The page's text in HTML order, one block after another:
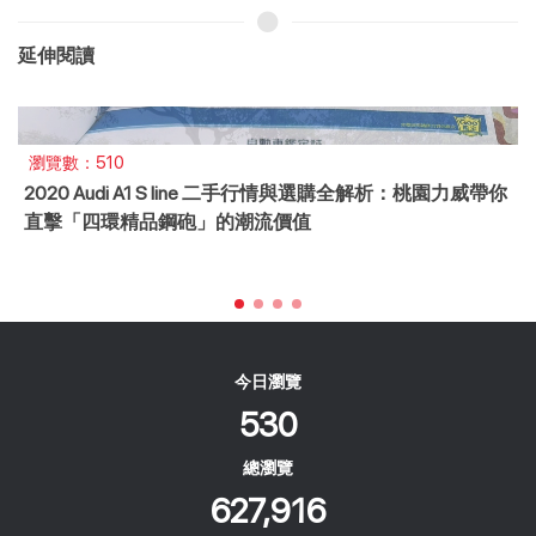
延伸閱讀
瀏覽數：510
2020 Audi A1 S line 二手行情與選購全解析：桃園力威帶你
直擊「四環精品鋼砲」的潮流價值
今日瀏覽
530
總瀏覽
627,916